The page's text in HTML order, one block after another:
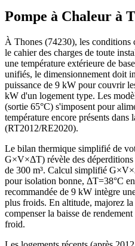
Pompe à Chaleur à
À Thones (74230), les conditions
le cahier des charges de toute
une température extérieure de
unifiés, le dimensionnement doit
puissance de 9 kW pour couvrir
kW d'un logement type. Les
(sortie 65°C) s'imposent pour
température encore présents
(RT2012/RE2020).
Le bilan thermique simplifié de
G×V×ΔT) révèle des
de 300 m³. Calcul simplifié
pour isolation bonne, ΔT=38°C
recommandée de 9 kW intègre
plus froids. En altitude, majorez
compenser la baisse de
froid.